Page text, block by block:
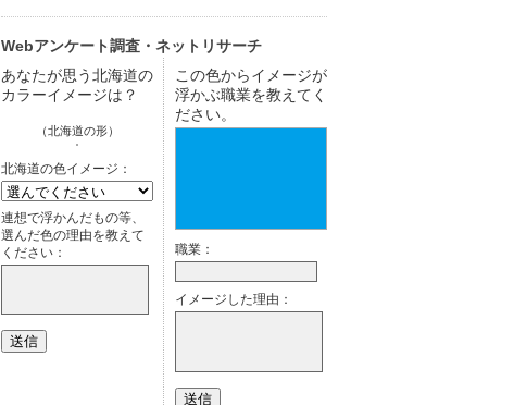
Webアンケート調査・ネットリサーチ